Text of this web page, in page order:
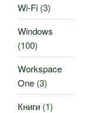
Wi-Fi (3)
Windows
(100)
Workspace
One (3)
Книги (1)